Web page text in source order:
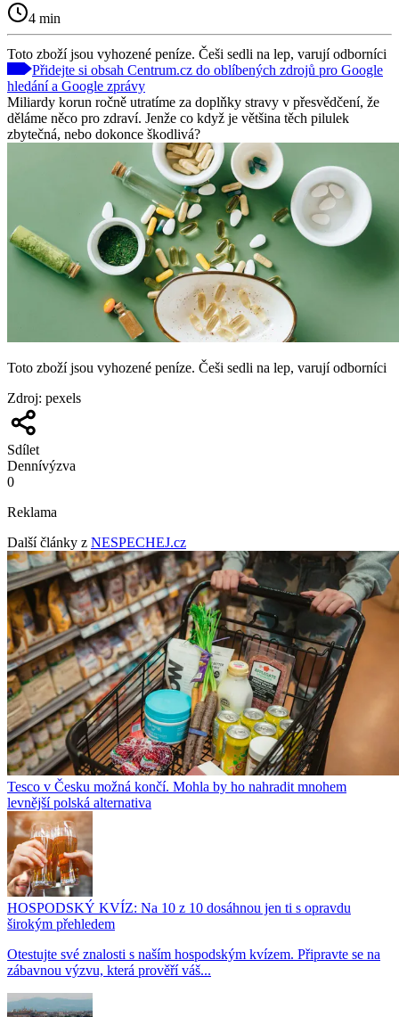
4 min
Toto zboží jsou vyhozené peníze. Češi sedli na lep, varují odborníci
Přidejte si obsah Centrum.cz do oblíbených zdrojů pro Google
hledání a Google zprávy
Miliardy korun ročně utratíme za doplňky stravy v přesvědčení, že
děláme něco pro zdraví. Jenže co když je většina těch pilulek
zbytečná, nebo dokonce škodlivá?
Toto zboží jsou vyhozené peníze. Češi sedli na lep, varují odborníci
Zdroj: pexels
Sdílet
Dennívýzva
0
Reklama
Další články z NESPECHEJ.cz
Tesco v Česku možná končí. Mohla by ho nahradit mnohem
levnější polská alternativa
HOSPODSKÝ KVÍZ: Na 10 z 10 dosáhnou jen ti s opravdu
širokým přehledem
Otestujte své znalosti s naším hospodským kvízem. Připravte se na
zábavnou výzvu, která prověří váš...